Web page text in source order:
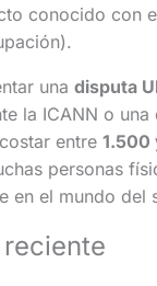
conocido con
una disputa
la ICANN o una
entre 1.500
personas
en el mundo del